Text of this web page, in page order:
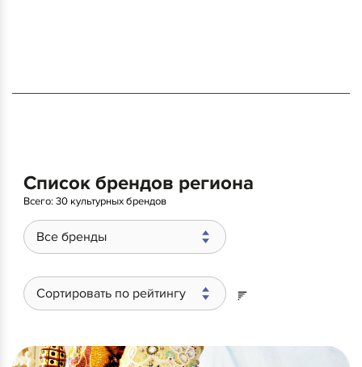
Список брендов региона
Всего:30 культурных брендов
Все бренды
Сортировать по рейтингу